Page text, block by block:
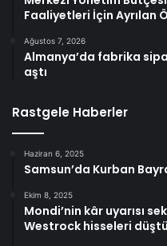
Faaliyetleri İçin Ayrılan
Ağustos 7, 2026
Almanya’da fabrika
aştı
Rastgele Haberler
Haziran 6, 2025
Samsun’da Kurban
Ekim 8, 2025
Mondi’nin kâr uyarısı
Westrock hisseleri düştü